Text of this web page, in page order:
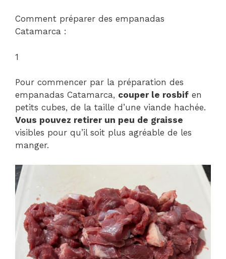
Comment préparer des empanadas
Catamarca :
1
Pour commencer par la préparation des
empanadas Catamarca, couper le rosbif en
petits cubes, de la taille d’une viande hachée.
Vous pouvez retirer un peu de graisse
visibles pour qu’il soit plus agréable de les
manger.